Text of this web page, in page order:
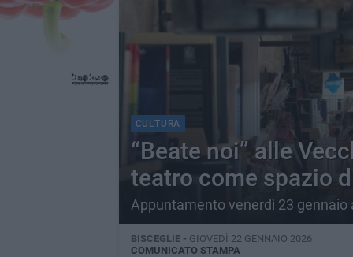
CULTURA
“Beate noi” alle
teatro come spazio
Appuntamento venerdì 23 gennaio
BISCEGLIE - GIOVEDÌ 22 GENNAIO 2026
COMUNICATO STAMPA